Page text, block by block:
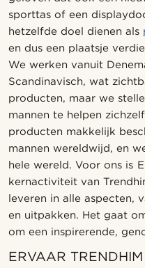
sporttas of een
hetzelfde doel dienen als
en dus een plaatsje
We werken vanuit
Scandinavisch, wat
producten, maar we
mannen te helpen
producten makkelijk
mannen wereldwijd, en
hele wereld. Voor ons is
kernactiviteit van
leveren in alle aspecten,
en uitpakken. Het gaat
om een inspirerende,
ERVAAR TRENDHIM